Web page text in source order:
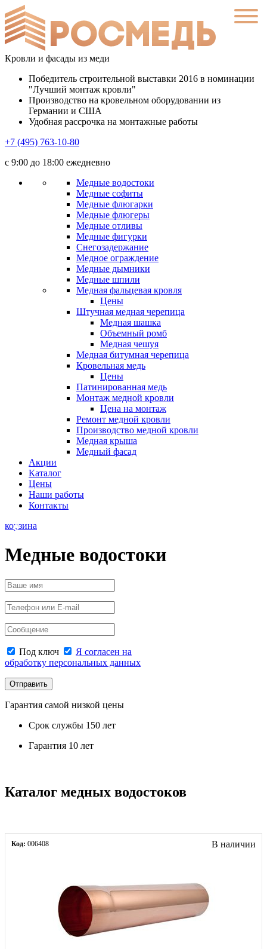
Кровли и фасады из меди
Победитель строительной выставки 2016 в номинации
"Лучший монтаж кровли"
Производство на кровельном оборудовании из
Германии и США
Удобная рассрочка на монтажные работы
+7 (495) 763-10-80
с 9:00 до 18:00 ежедневно
Медные водостоки
Медные софиты
Медные флюгарки
Медные флюгеры
Медные отливы
Медные фигурки
Снегозадержание
Медное ограждение
Медные дымники
Медные шпили
Медная фальцевая кровля
Цены
Штучная медная черепица
Медная шашка
Объемный ромб
Медная чешуя
Медная битумная черепица
Кровельная медь
Цены
Патинированная медь
Монтаж медной кровли
Цена на монтаж
Ремонт медной кровли
Производство медной кровли
Медная крыша
Медный фасад
Акции
Каталог
Цены
Наши работы
Контакты
0
корзина
Медные водостоки
Под ключ
Я согласен на
обработку персональных данных
Отправить
Гарантия самой низкой цены
Срок службы 150 лет
Гарантия 10 лет
Каталог медных водостоков
Код: 006408 В наличии